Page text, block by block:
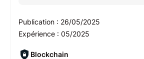
Publication : 26/05/2025
Expérience : 05/2025
Blockchain